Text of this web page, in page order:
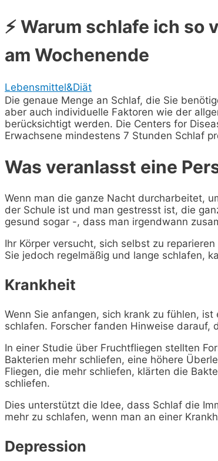
⚡ Warum schlafe ich
am Wochenende
Lebensmittel&Diät
Die genaue Menge an Schlaf, die Sie
aber auch individuelle Faktoren wie der
berücksichtigt werden. Die Centers for
Erwachsene mindestens 7 Stunden Schlaf
Was veranlasst eine
Wenn man die ganze Nacht durcharbeitet,
der Schule ist und man gestresst ist, die
gesund sogar -, dass man irgendwann
Ihr Körper versucht, sich selbst zu
Sie jedoch regelmäßig und lange schlafen,
Krankheit
Wenn Sie anfangen, sich krank zu fühlen,
schlafen. Forscher fanden Hinweise darauf,
In einer Studie über Fruchtfliegen stellten
Bakterien mehr schliefen, eine höhere
Fliegen, die mehr schliefen, klärten die
schliefen.
Dies unterstützt die Idee, dass Schlaf die
mehr zu schlafen, wenn man an einer
Depression